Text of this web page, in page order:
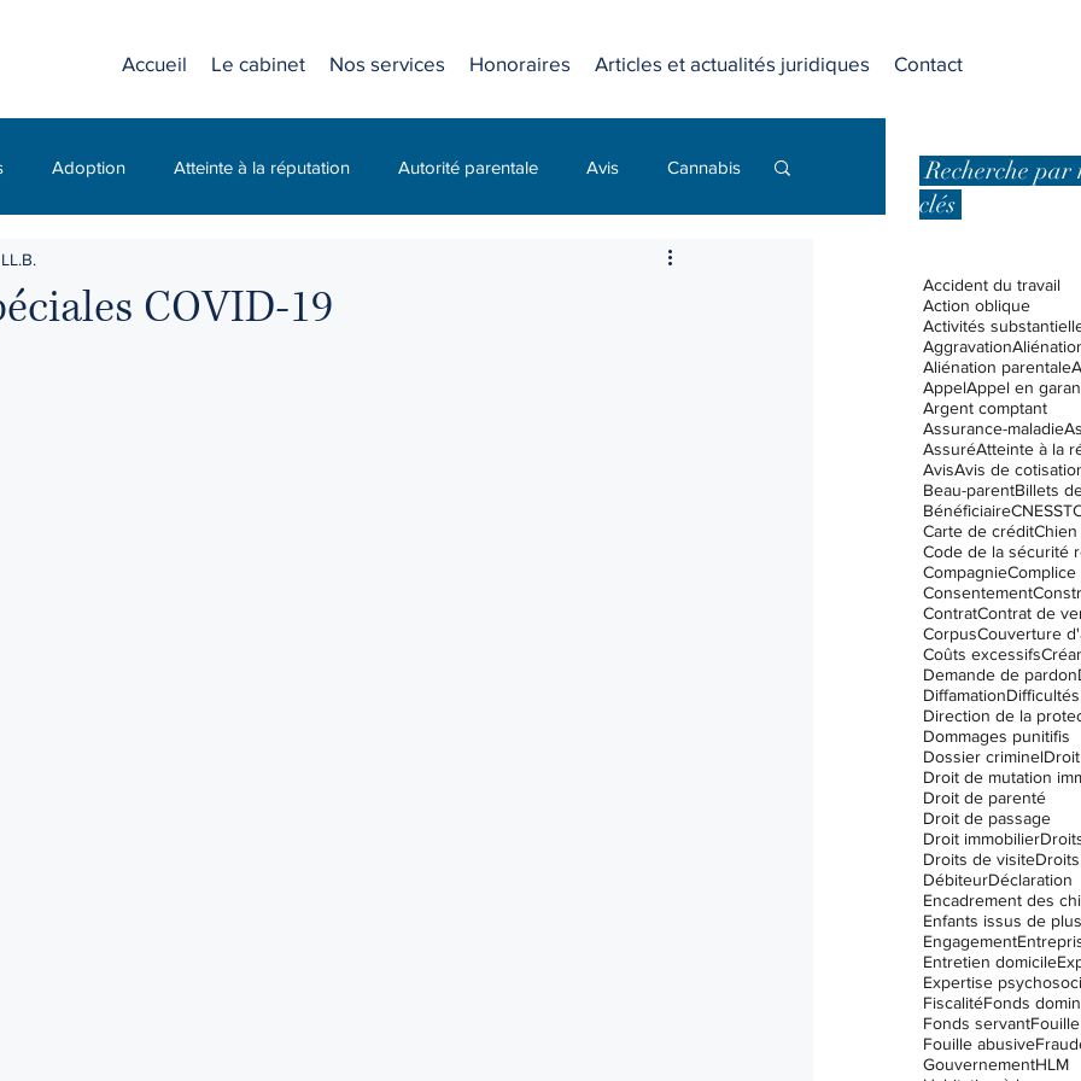
Accueil Le cabinet Nos services Honoraires Articles et actualités juridiques Contact
Adoption Atteinte à la réputation Autorité parentale Avis Cannabis
Dommages punitifs
COVID-19
Recherche par
clés
Accident du travail
Action oblique
Activités
Aggravation
Aliénation parentale
AppelAppel en
Argent comptant
Assurance-maladie
AssuréAtteinte à la
AvisAvis de
Beau-parentBillets
BénéficiaireCNESST
Carte de créditChien
Code de la sécurité
CompagnieComplice
Consentement
ContratContrat de
CorpusCouverture
Coûts excessifs
Demande de pardon
Diffamation
Dommages punitifis
Dossier criminel
Droit de mutation
Droit de parenté
Droit de passage
Droit immobilier
Droits de visite
DébiteurDéclaration
Encadrement des
Engagement
Entretien domicile
Expertise
FiscalitéFonds
Fonds servantFouille
Fouille abusive
GouvernementHLM